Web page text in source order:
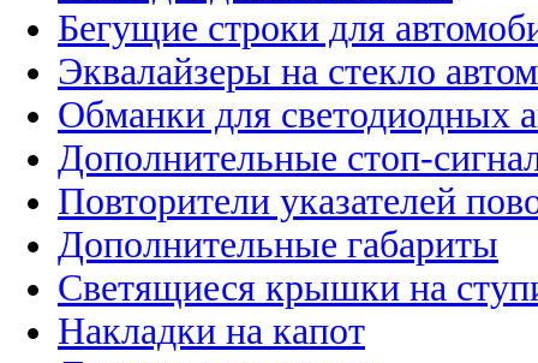
Бегущие строки для
Эквалайзеры на стекло
Обманки для светодиодных
Дополнительные стоп-
Повторители указателей
Дополнительные габариты
Светящиеся крышки на
Накладки на капот